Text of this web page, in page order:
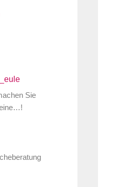
Sie